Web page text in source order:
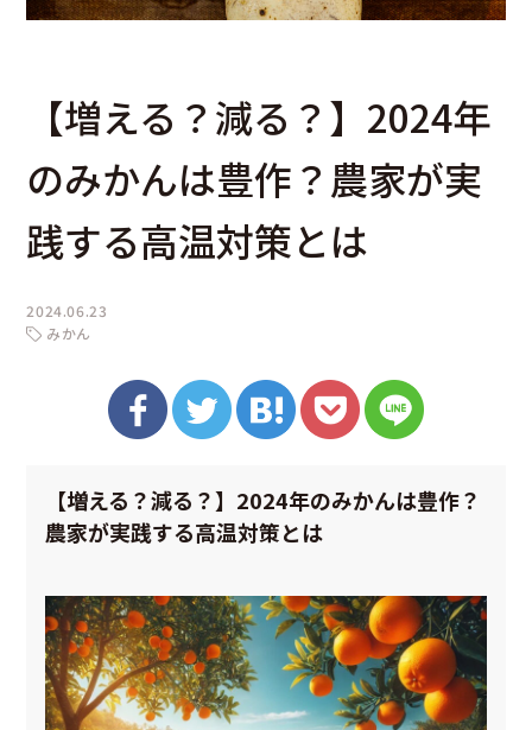
【増える？減る？】2024年
のみかんは豊作？農家が実
践する高温対策とは
2024.06.23
みかん
【増える？減る？】2024年のみかんは豊作？
農家が実践する高温対策とは